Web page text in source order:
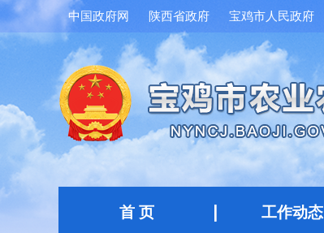
中国政府网 陕西省政府 宝鸡市人民政府
首 页 工作动态